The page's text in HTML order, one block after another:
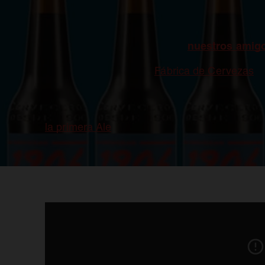
nuestros
Fábrica de Cervezas
la primera Ale